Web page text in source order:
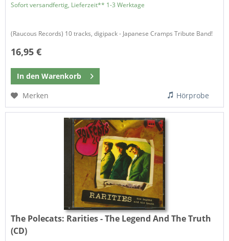
Sofort versandfertig, Lieferzeit** 1-3 Werktage
(Raucous Records) 10 tracks, digipack - Japanese Cramps Tribute Band!
16,95 €
In den Warenkorb
Merken
Hörprobe
The Polecats: Rarities - The Legend And The Truth
(CD)